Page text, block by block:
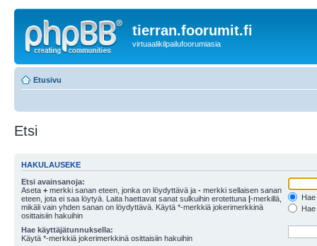
tierran.foorumit.fi
virtuaalikilpailufoorumiasia
Etusivu
Etsi
HAKULAUSEKE
Etsi avainsanoja:
Aseta + merkki sanan eteen, jonka on löydyttävä ja - merkki sellaisen sanan
eteen, jota ei saa löytyä. Laita haettavat sanat sulkuihin erotettuna |-merkillä,
mikäli vain yhden sanan on löydyttävä. Käytä *-merkkiä jokerimerkkinä
osittaisiin hakuihin
Hae käyttäjätunnuksella:
Käytä *-merkkiä jokerimerkkinä osittaisiin hakuihin